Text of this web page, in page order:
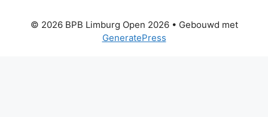
© 2026 BPB Limburg Open 2026• Gebouwd met
GeneratePress